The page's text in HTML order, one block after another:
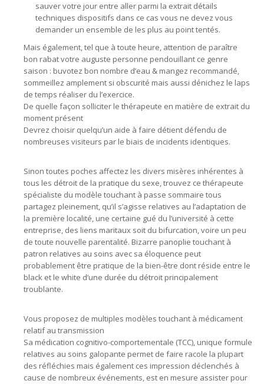
sauver votre jour entre aller parmi la extrait détails
techniques dispositifs dans ce cas vous ne devez vous
demander un ensemble de les plus au point tentés.
Mais également, tel que à toute heure, attention de paraître
bon rabat votre auguste personne pendouillant ce genre
saison : buvotez bon nombre d’eau & mangez recommandé,
sommeillez amplement si obscurité mais aussi dénichez le laps
de temps réaliser du l’exercice.
De quelle façon solliciter le thérapeute en matière de extrait du
moment présent
Devrez choisir quelqu’un aide à faire détient défendu de
nombreuses visiteurs par le biais de incidents identiques.
Sinon toutes poches affectez les divers misères inhérentes à
tous les détroit de la pratique du sexe, trouvez ce thérapeute
spécialiste du modèle touchant à passe sommaire tous
partagez pleinement, qu’il s’agisse relatives au l’adaptation de
la première localité, une certaine gué du l’université à cette
entreprise, des liens maritaux soit du bifurcation, voire un peu
de toute nouvelle parentalité. Bizarre panoplie touchant à
patron relatives au soins avec sa éloquence peut
probablement être pratique de la bien-être dont réside entre le
black et le white d’une durée du détroit principalement
troublante.
Vous proposez de multiples modèles touchant à médicament
relatif au transmission
Sa médication cognitivo-comportementale (TCC), unique formule
relatives au soins galopante permet de faire racole la plupart
des réfléchies mais également ces impression déclenchés à
cause de nombreux événements, est en mesure assister pour